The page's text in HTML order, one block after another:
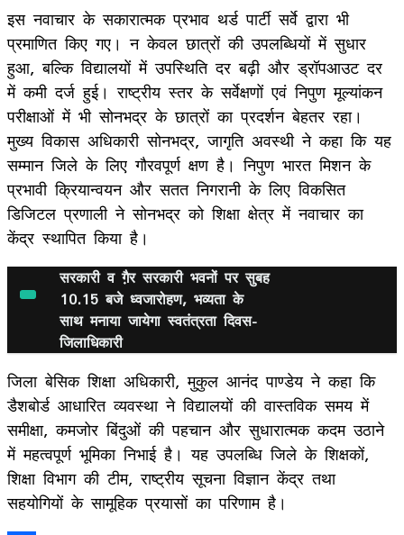
इस नवाचार के सकारात्मक प्रभाव थर्ड पार्टी सर्वे द्वारा भी
प्रमाणित किए गए। न केवल छात्रों की उपलब्धियों में सुधार
हुआ, बल्कि विद्यालयों में उपस्थिति दर बढ़ी और ड्रॉपआउट दर
में कमी दर्ज हुई। राष्ट्रीय स्तर के सर्वेक्षणों एवं निपुण मूल्यांकन
परीक्षाओं में भी सोनभद्र के छात्रों का प्रदर्शन बेहतर रहा।
मुख्य विकास अधिकारी सोनभद्र, जागृति अवस्थी ने कहा कि यह
सम्मान जिले के लिए गौरवपूर्ण क्षण है। निपुण भारत मिशन के
प्रभावी क्रियान्वयन और सतत निगरानी के लिए विकसित
डिजिटल प्रणाली ने सोनभद्र को शिक्षा क्षेत्र में नवाचार का
केंद्र स्थापित किया है।
सरकारी व गै़र सरकारी भवनों पर सुबह
10.15 बजे ध्वजारोहण, भव्यता के
साथ मनाया जायेगा स्वतंत्रता दिवस-
जिलाधिकारी
जिला बेसिक शिक्षा अधिकारी, मुकुल आनंद पाण्डेय ने कहा कि
डैशबोर्ड आधारित व्यवस्था ने विद्यालयों की वास्तविक समय में
समीक्षा, कमजोर बिंदुओं की पहचान और सुधारात्मक कदम उठाने
में महत्वपूर्ण भूमिका निभाई है। यह उपलब्धि जिले के शिक्षकों,
शिक्षा विभाग की टीम, राष्ट्रीय सूचना विज्ञान केंद्र तथा
सहयोगियों के सामूहिक प्रयासों का परिणाम है।